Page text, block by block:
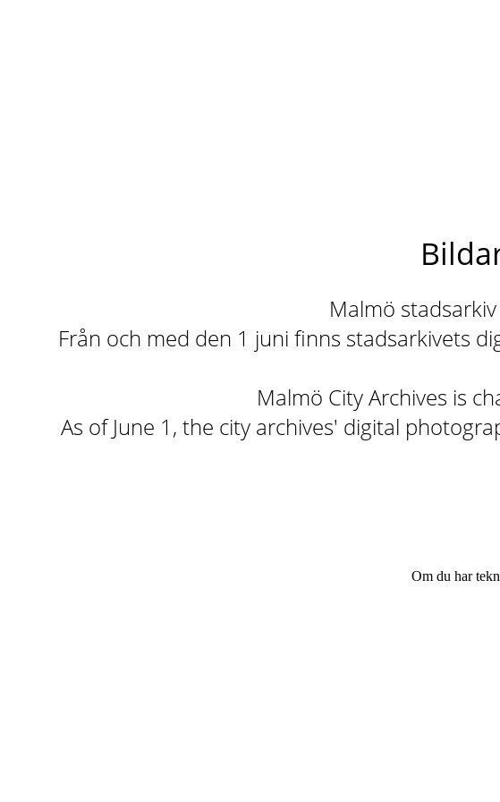
Malmö
Från och med den 1 juni finns stadsarkivets
Malmö City Archives is
As of June 1, the city archives' digital
Om du har